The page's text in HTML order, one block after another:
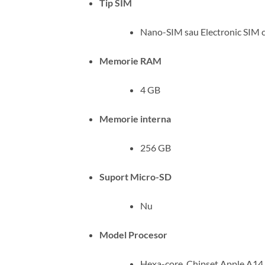
Tip SIM
Nano-SIM sau Electronic SIM
Memorie RAM
4 GB
Memorie interna
256 GB
Suport Micro-SD
Nu
Model Procesor